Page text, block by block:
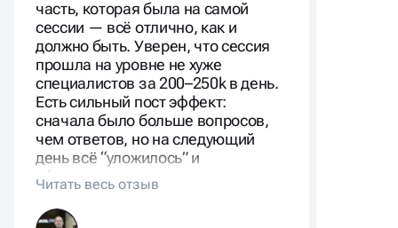
часть, которая была на самой
сессии — всё отлично, как и
должно быть. Уверен, что сессия
прошла на уровне не хуже
специалистов за 200–250k в день.
Есть сильный пост эффект:
сначала было больше вопросов,
чем ответов, но на следующий
день всё “уложилось” и
сформировалось в прозрачное
видение.